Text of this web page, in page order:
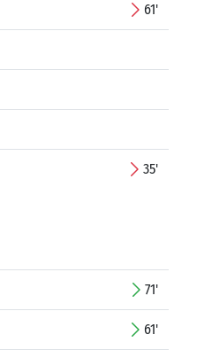
61'
35'
71'
61'